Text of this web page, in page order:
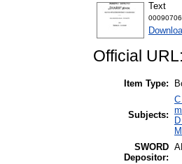
Text
Official URL:
Item Type:
Subjects:
SWORD
Depositor: